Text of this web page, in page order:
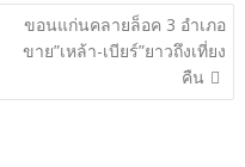
ขอนแก่นคลายล็อค 3 อำเภอ
ขาย”เหล้า-เบียร์”ยาวถึงเที่ยง
คืน